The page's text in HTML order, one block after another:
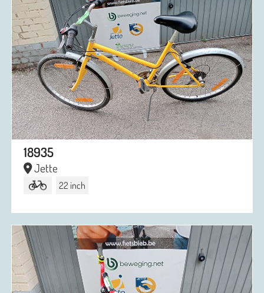
18935
Jette
22 inch